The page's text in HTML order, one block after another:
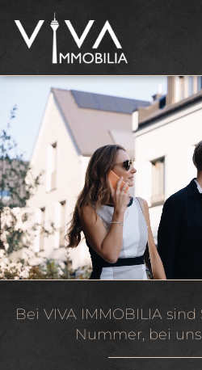
Bei VIVA IMMOBILIA
Nummer, bei